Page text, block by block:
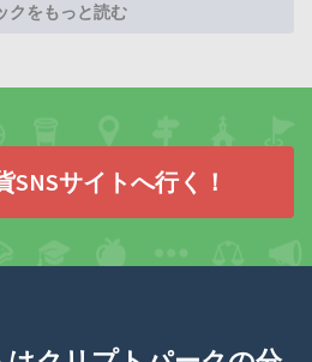
クをもっと読む
サイトへ行く！